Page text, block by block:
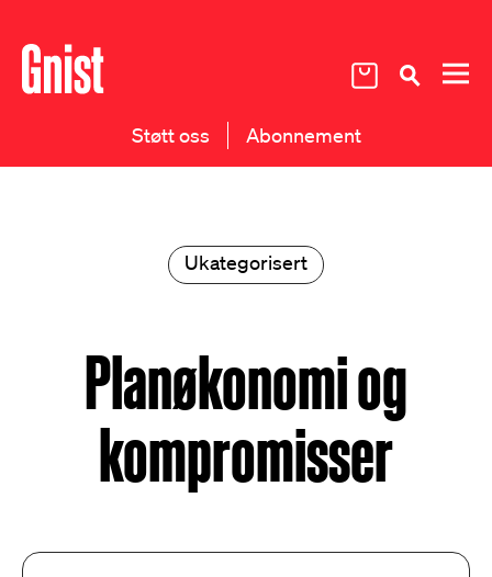
Støtt oss Abonnement
Ukategorisert
Planøkonomi og
kompromisser